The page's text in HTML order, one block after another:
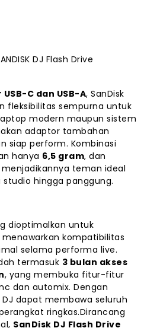
DJ Flash Drive
C dan USB-A, SanDisk
fleksibilitas sempurna untuk
modern maupun sistem
adaptor tambahan
siap perform. Kombinasi
hanya 6,5 gram, dan
teman ideal
hingga panggung.
dioptimalkan untuk
kompatibilitas
selama performa live.
termasuk 3 bulan akses
, yang membuka fitur-fitur
dan automix. Dengan
DJ dapat membawa seluruh
ringkas.Dirancang
SanDisk DJ Flash Drive